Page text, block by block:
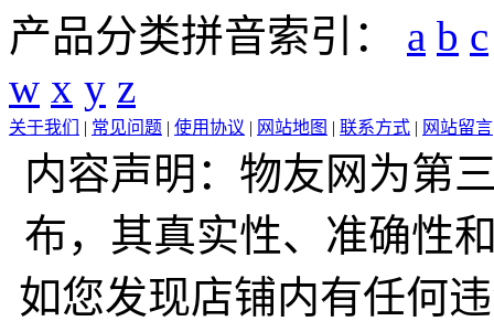
产品分类拼音索引： a b c
w x y z
关于我们 | 常见问题 | 使用协议 | 网站地图 | 联系方式 | 网站留言
内容声明：物友网为第
布，其真实性、准确性
如您发现店铺内有任何